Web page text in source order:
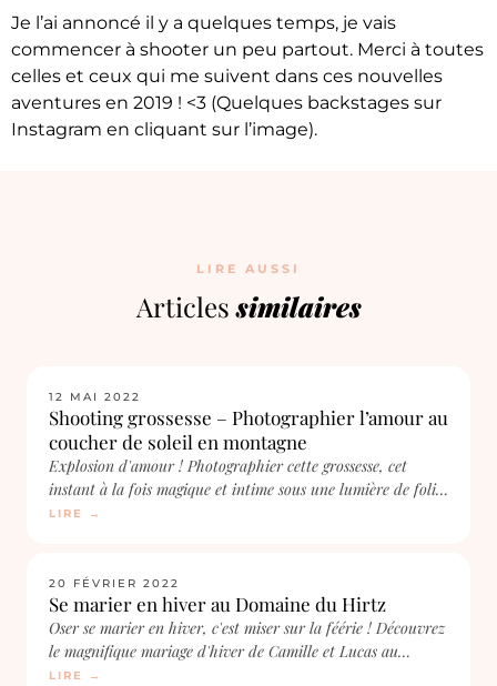
Je l’ai annoncé il y a quelques temps, je vais
commencer à shooter un peu partout. Merci à toutes
celles et ceux qui me suivent dans ces nouvelles
aventures en 2019 ! <3 (Quelques backstages sur
Instagram en cliquant sur l’image).
LIRE AUSSI
Articlessimilaires
SHOOTINGS
12 MAI 2022
Shooting grossesse – Photographier l’amour au
coucher de soleil en montagne
Explosion d'amour ! Photographier cette grossesse, cet
instant à la fois magique et intime sous une lumière de folie.
Tellement prenant !
LIRE →
SHOOTINGS
20 FÉVRIER 2022
Se marier en hiver au Domaine du Hirtz
Oser se marier en hiver, c'est miser sur la féérie ! Découvrez
le magnifique mariage d'hiver de Camille et Lucas au
Domaine du Hirtz.
LIRE →